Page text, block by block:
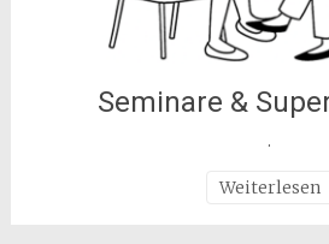
Seminare &
.
Weiterlesen